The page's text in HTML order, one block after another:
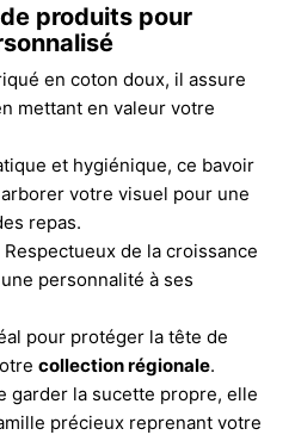
produits pour
en coton doux, il assure
mettant en valeur votre
et hygiénique, ce bavoir
votre visuel pour une
repas.
Respectueux de la croissance
personnalité à ses
pour protéger la tête de
collection régionale.
garder la sucette propre, elle
précieux reprenant votre